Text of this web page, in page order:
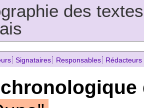
des
Signataires Responsables Rédacteurs